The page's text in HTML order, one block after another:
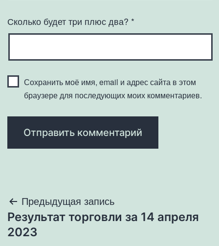
Сколько будет тpи плюс два? *
Сохранить моё имя, email и адрес сайта в этом
браузере для последующих моих комментариев.
Навигация
по
Предыдущая запись
Результат торговли за 14 апреля
2023